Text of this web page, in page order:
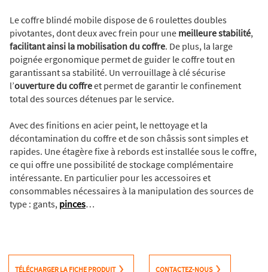
Le coffre blindé mobile dispose de 6 roulettes doubles
pivotantes, dont deux avec frein pour une meilleure stabilité,
facilitant ainsi la mobilisation du coffre. De plus, la large
poignée ergonomique permet de guider le coffre tout en
garantissant sa stabilité. Un verrouillage à clé sécurise
l’ouverture du coffreet permet de garantir le confinement
total des sources détenues par le service.
Avec des finitions en acier peint, le nettoyage et la
décontamination du coffre et de son châssis sont simples et
rapides. Une étagère fixe à rebords est installée sous le coffre,
ce qui offre une possibilité de stockage complémentaire
intéressante. En particulier pour les accessoires et
consommables nécessaires à la manipulation des sources de
type : gants, pinces…
TÉLÉCHARGER LA FICHE PRODUIT CONTACTEZ-NOUS